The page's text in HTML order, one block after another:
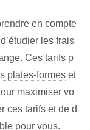
en compte
les frais
Ces tarifs p
plates-formes et
maximiser vo
ces tarifs et de d
pour vous.